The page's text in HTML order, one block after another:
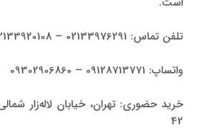
تلفن تماس: 02133976291 – 02133920108
واتساپ: 09128713771 – 09302906860
خرید حضوری: تهران، خیابان لاله‌زار
42